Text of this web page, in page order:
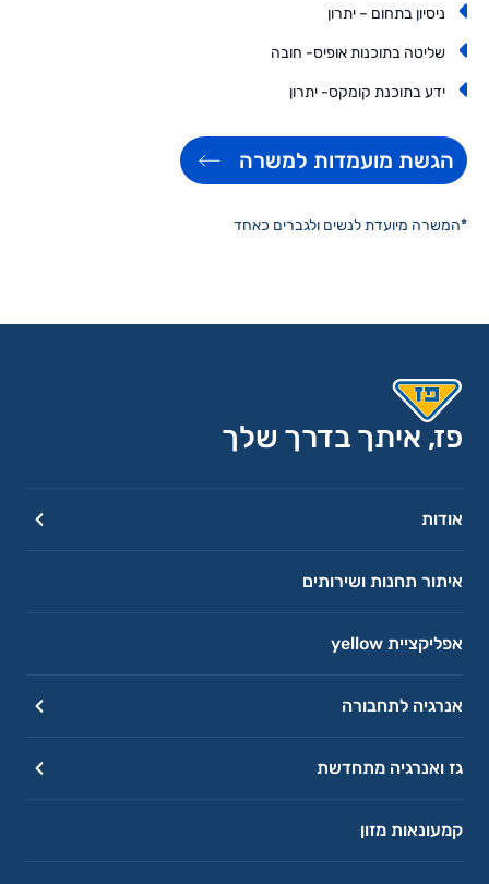
ניסיון בתחום – יתרון
שליטה בתוכנות אופיס- חובה
ידע בתוכנת קומקס- יתרון
הגשת מועמדות למשרה
*המשרה מיועדת לנשים ולגברים כאחד
פז, איתך בדרך שלך
אודות
איתור תחנות ושירותים
אפליקציית yellow
אנרגיה לתחבורה
גז ואנרגיה מתחדשת
קמעונאות מזון